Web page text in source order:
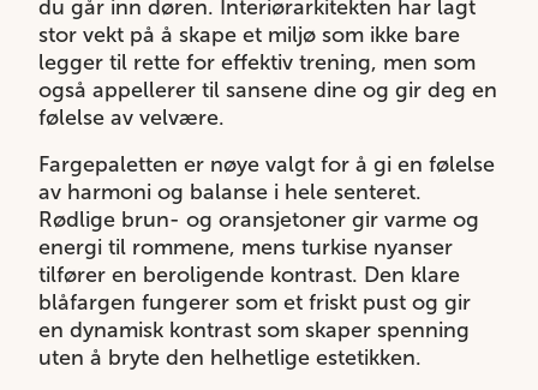
du går inn døren. Interiørarkitekten har lagt
stor vekt på å skape et miljø som ikke bare
legger til rette for effektiv trening, men som
også appellerer til sansene dine og gir deg en
følelse av velvære.
Fargepaletten er nøye valgt for å gi en følelse
av harmoni og balanse i hele senteret.
Rødlige brun- og oransjetoner gir varme og
energi til rommene, mens turkise nyanser
tilfører en beroligende kontrast. Den klare
blåfargen fungerer som et friskt pust og gir
en dynamisk kontrast som skaper spenning
uten å bryte den helhetlige estetikken.